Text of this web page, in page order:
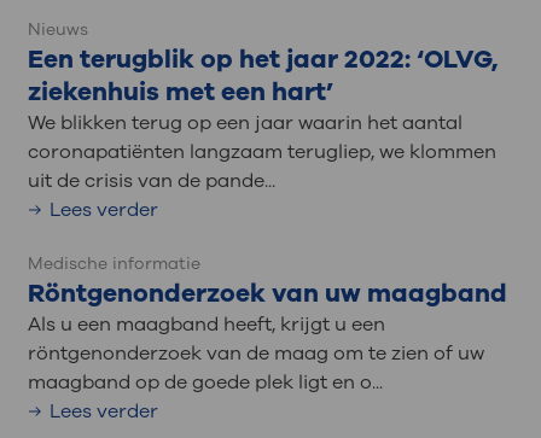
Nieuws
Een terugblik op het jaar 2022: ‘OLVG,
ziekenhuis met een hart’
We blikken terug op een jaar waarin het aantal
coronapatiënten langzaam terugliep, we klommen
uit de crisis van de pande...
Lees verder
Medische informatie
Röntgenonderzoek van uw maagband
Als u een maagband heeft, krijgt u een
röntgenonderzoek van de maag om te zien of uw
maagband op de goede plek ligt en o...
Lees verder